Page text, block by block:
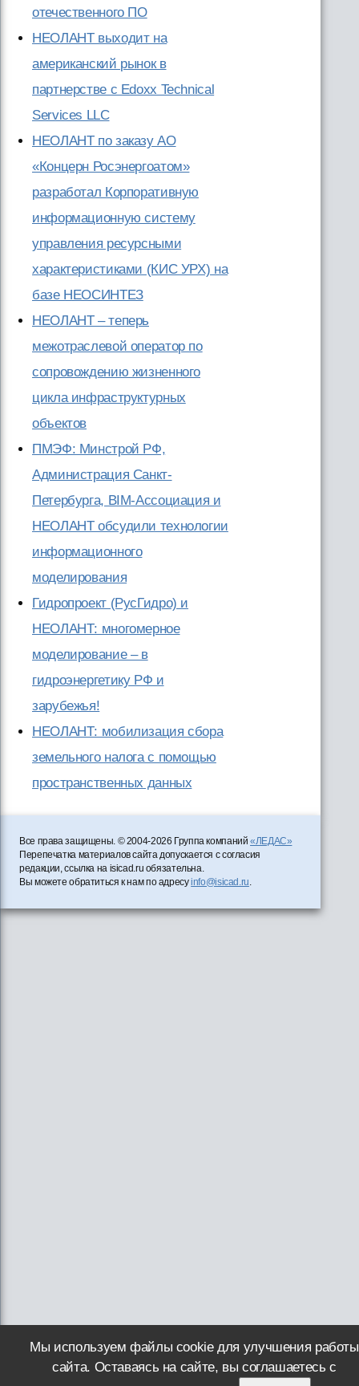
отечественного ПО
НЕОЛАНТ выходит на
американский рынок в
партнерстве с Edoxx Technical
Services LLC
НЕОЛАНТ по заказу АО
«Концерн Росэнергоатом»
разработал Корпоративную
информационную систему
управления ресурсными
характеристиками (КИС УРХ) на
базе НЕОСИНТЕЗ
НЕОЛАНТ – теперь
межотраслевой оператор по
сопровождению жизненного
цикла инфраструктурных
объектов
ПМЭФ: Минстрой РФ,
Администрация Санкт-
Петербурга, BIM-Ассоциация и
НЕОЛАНТ обсудили технологии
информационного
моделирования
Гидропроект (РусГидро) и
НЕОЛАНТ: многомерное
моделирование – в
гидроэнергетику РФ и
зарубежья!
НЕОЛАНТ: мобилизация сбора
земельного налога с помощью
пространственных данных
Все права защищены. © 2004-2026 Группа компаний«ЛЕДАС»
Перепечатка материалов сайта допускается с согласия
редакции, ссылка на isicad.ru обязательна.
Вы можете обратиться к нам по адресуinfo@isicad.ru.
Мы используем файлы cookie для улучшения работы
сайта. Оставаясь на сайте, вы соглашаетесь с